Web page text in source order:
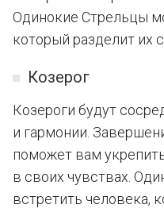
Одинокие Стрельцы
который разделит их
Козерог
Козероги будут
и гармонии.
поможет вам
в своих чувствах.
встретить человека,